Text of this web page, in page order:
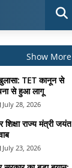
Show More
TET कानून से
से हुआ लागू
July 28, 2026
शिक्षा राज्य मंत्री जयंत
July 23, 2026